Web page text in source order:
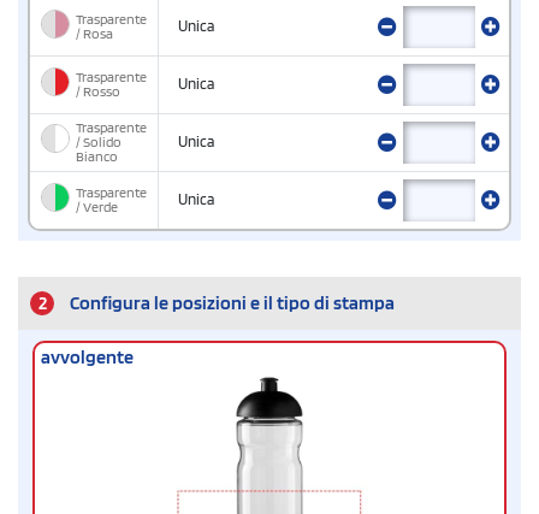
Trasparente
/ Rosa
Unica
Trasparente
/ Rosso
Unica
Trasparente
/ Solido
Bianco
Unica
Trasparente
/ Verde
Unica
2 Configura le posizioni e il tipo di stampa
avvolgente